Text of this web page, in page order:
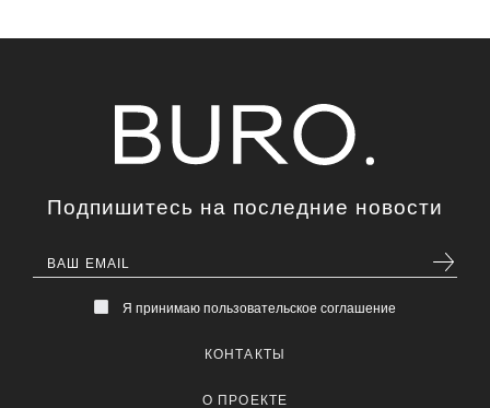
Подпишитесь на последние новости
Я принимаю пользовательское соглашение
КОНТАКТЫ
О ПРОЕКТЕ